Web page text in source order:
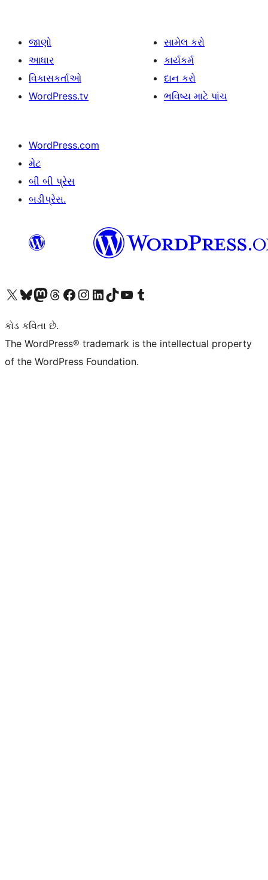
જાણો
આધાર
વિકાસકર્તાઓ
WordPress.tv
સામેલ કરો
કાર્યકર્મ
દાન કરો
ભવિષ્ય માટે પાંચ
WordPress.com
મેટ
બી બી પ્રેસ
બડીપ્રેસ.
અમારા X (અગાઉ ટ્વિટર) એકાઉન્ટની મુલાકાત લોઅમારા Bluesky એકાઉન્ટની મુલાકાત લોઅમારા માસ્ટોડોન એકાઉન્ટની મુલાકાત લોઅમારા Threads એકાઉન્ટની મુલાકાત લો અમારા ફેસબુક પેજની મુલાકાત લોઅમારા ઇન્સ્ટાગ્રામ એકાઉન્ટની મુલાકાત લો અમારા LinkedIn એકાઉન્ટની મુલાકાત લોઅમારા TikTok એકાઉન્ટની મુલાકાત લોઅમારી YouTube ચેનલની મુલાકાત લો અમારા Tumblr એકાઉન્ટની મુલાકાત લો
કોડ કવિતા છે.
The WordPress® trademark is the intellectual property
of the WordPress Foundation.